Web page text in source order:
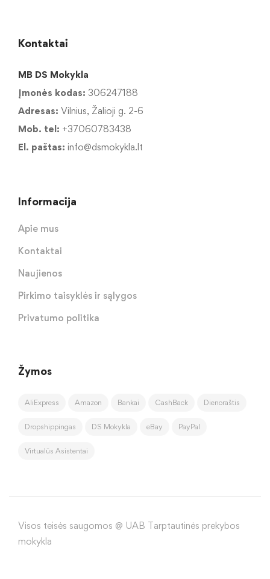
Kontaktai
MB DS Mokykla
Įmonės kodas: 306247188
Adresas: Vilnius, Žalioji g. 2-6
Mob. tel: +37060783438
El. paštas: info@dsmokykla.lt
Informacija
Apie mus
Kontaktai
Naujienos
Pirkimo taisyklės ir sąlygos
Privatumo politika
Žymos
AliExpress Amazon Bankai CashBack Dienoraštis
Dropshippingas DS Mokykla eBay PayPal
Virtualūs Asistentai
Visos teisės saugomos @ UAB Tarptautinės prekybos
mokykla